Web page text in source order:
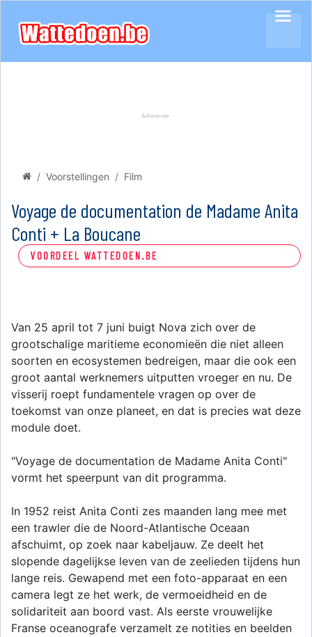
Voorstellingen Film
Voyage de documentation de Madame Anita
Conti + La Boucane
VOORDEEL WATTEDOEN.BE
Van 25 april tot 7 juni buigt Nova zich over de
grootschalige maritieme economieën die niet alleen
soorten en ecosystemen bedreigen, maar die ook een
groot aantal werknemers uitputten vroeger en nu. De
visserij roept fundamentele vragen op over de
toekomst van onze planeet, en dat is precies wat deze
module doet.
"Voyage de documentation de Madame Anita Conti"
vormt het speerpunt van dit programma.
In 1952 reist Anita Conti zes maanden lang mee met
een trawler die de Noord-Atlantische Oceaan
afschuimt, op zoek naar kabeljauw. Ze deelt het
slopende dagelijkse leven van de zeelieden tijdens hun
lange reis. Gewapend met een foto-apparaat en een
camera legt ze het werk, de vermoeidheid en de
solidariteit aan boord vast. Als eerste vrouwelijke
Franse oceanografe verzamelt ze notities en beelden